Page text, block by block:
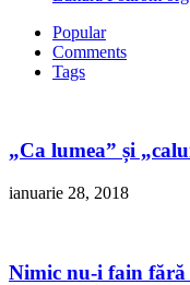
Popular
Comments
Tags
„Ca lumea” și
ianuarie 28, 2018
Nimic nu-i fain fără